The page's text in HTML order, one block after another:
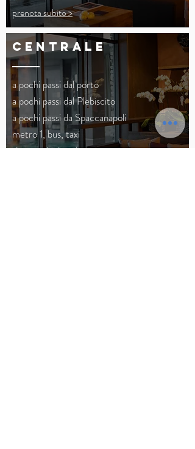
prenota subito >
CENTRALE
a pochi passi dal porto
a pochi passi dal Plebiscito
a pochi passi da Spaccanapoli
metro 1, bus, taxi
ristoranti, pizzerie